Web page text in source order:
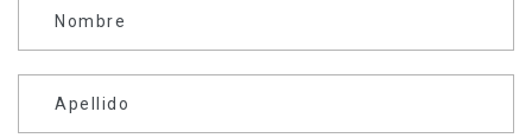
Nombre
Apellido